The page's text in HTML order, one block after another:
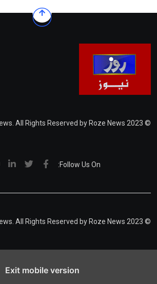
© 2023 Roze News. All Rights Reserved by Roze News
Follow Us On:
© 2023 Roze News. All Rights Reserved by Roze News
Exit mobile version